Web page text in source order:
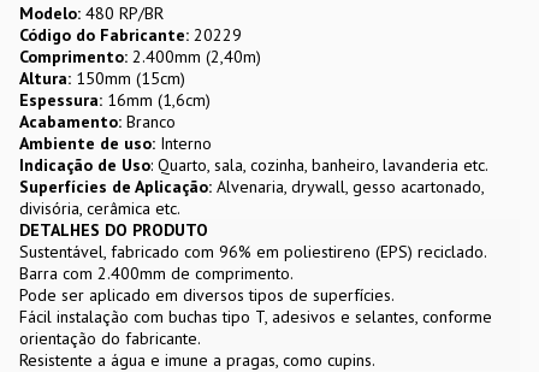
Modelo: 480 RP/BR
Código do Fabricante: 20229
Comprimento: 2.400mm (2,40m)
Altura: 150mm (15cm)
Espessura: 16mm (1,6cm)
Acabamento: Branco
Ambiente de uso: Interno
Indicação de Uso: Quarto, sala, cozinha, banheiro, lavanderia etc.
Superfícies de Aplicação: Alvenaria, drywall, gesso acartonado,
divisória, cerâmica etc.
DETALHES DO PRODUTO
Sustentável, fabricado com 96% em poliestireno (EPS) reciclado.
Barra com 2.400mm de comprimento.
Pode ser aplicado em diversos tipos de superfícies.
Fácil instalação com buchas tipo T, adesivos e selantes, conforme
orientação do fabricante.
Resistente a água e imune a pragas, como cupins.